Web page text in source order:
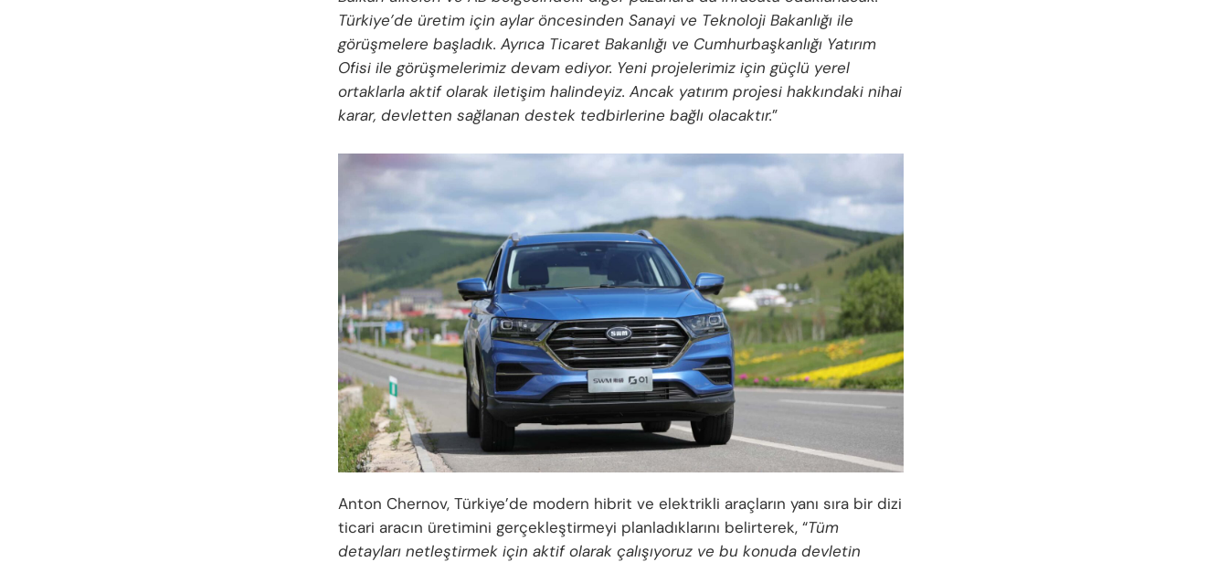
Türkiye’de üretim için aylar öncesinden Sanayi ve Teknoloji Bakanlığı ile
görüşmelere başladık. Ayrıca Ticaret Bakanlığı ve Cumhurbaşkanlığı Yatırım
Ofisi ile görüşmelerimiz devam ediyor. Yeni projelerimiz için güçlü yerel
ortaklarla aktif olarak iletişim halindeyiz. Ancak yatırım projesi hakkındaki nihai
karar, devletten sağlanan destek tedbirlerine bağlı olacaktır.”
Anton Chernov, Türkiye’de modern hibrit ve elektrikli araçların yanı sıra bir dizi
ticari aracın üretimini gerçekleştirmeyi planladıklarını belirterek, “Tüm
detayları netleştirmek için aktif olarak çalışıyoruz ve bu konuda devletin